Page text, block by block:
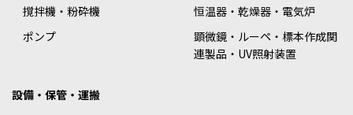
撹拌機・粉砕機
恒温器・乾燥器・電気炉
ポンプ
顕微鏡・ルーペ・標本作成関
連製品・UV照射装置
設備・保管・運搬